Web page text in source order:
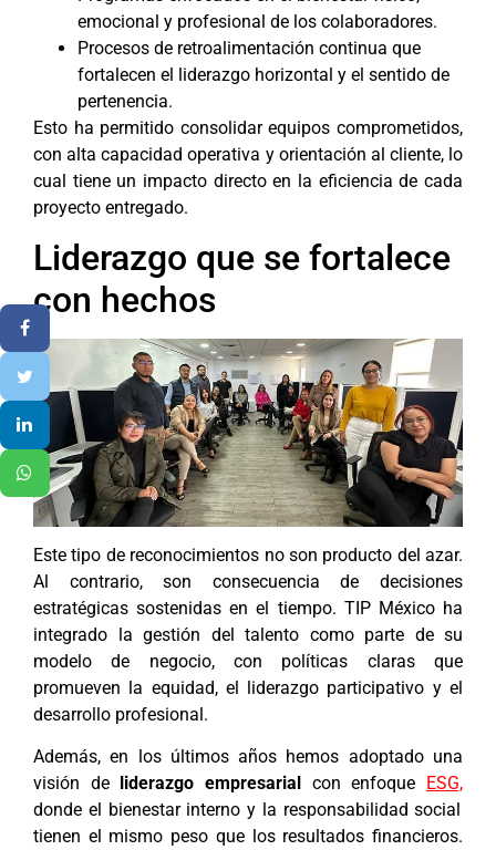
emocional y profesional de los colaboradores.
Procesos de retroalimentación continua que
fortalecen el liderazgo horizontal y el sentido de
pertenencia.
Esto ha permitido consolidar equipos comprometidos,
con alta capacidad operativa y orientación al cliente, lo
cual tiene un impacto directo en la eficiencia de cada
proyecto entregado.
Liderazgo que se fortalece
con hechos
Este tipo de reconocimientos no son producto del azar.
Al contrario, son consecuencia de decisiones
estratégicas sostenidas en el tiempo. TIP México ha
integrado la gestión del talento como parte de su
modelo de negocio, con políticas claras que
promueven la equidad, el liderazgo participativo y el
desarrollo profesional.
Además, en los últimos años hemos adoptado una
visión de
liderazgo empresarial con enfoque
ESG,
donde el bienestar interno y la responsabilidad social
tienen el mismo peso que los resultados financieros.